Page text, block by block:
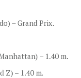
– Grand Prix.
– 1.40 m.
Z) – 1.40 m.